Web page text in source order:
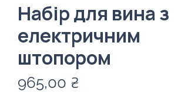
Набір для вина з
електричним
штопором
965,00 ₴